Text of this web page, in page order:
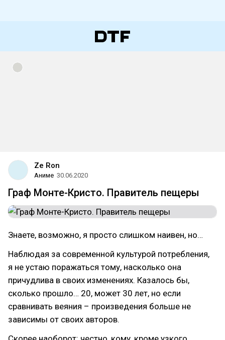
Ze Ron
Аниме 30.06.2020
Граф Монте-Кристо. Правитель пещеры
Знаете, возможно, я просто слишком наивен, но…
Наблюдая за современной культурой потребления,
я не устаю поражаться тому, насколько она
причудлива в своих изменениях. Казалось бы,
сколько прошло… 20, может 30 лет, но если
сравнивать веяния – произведения больше не
зависимы от своих авторов.